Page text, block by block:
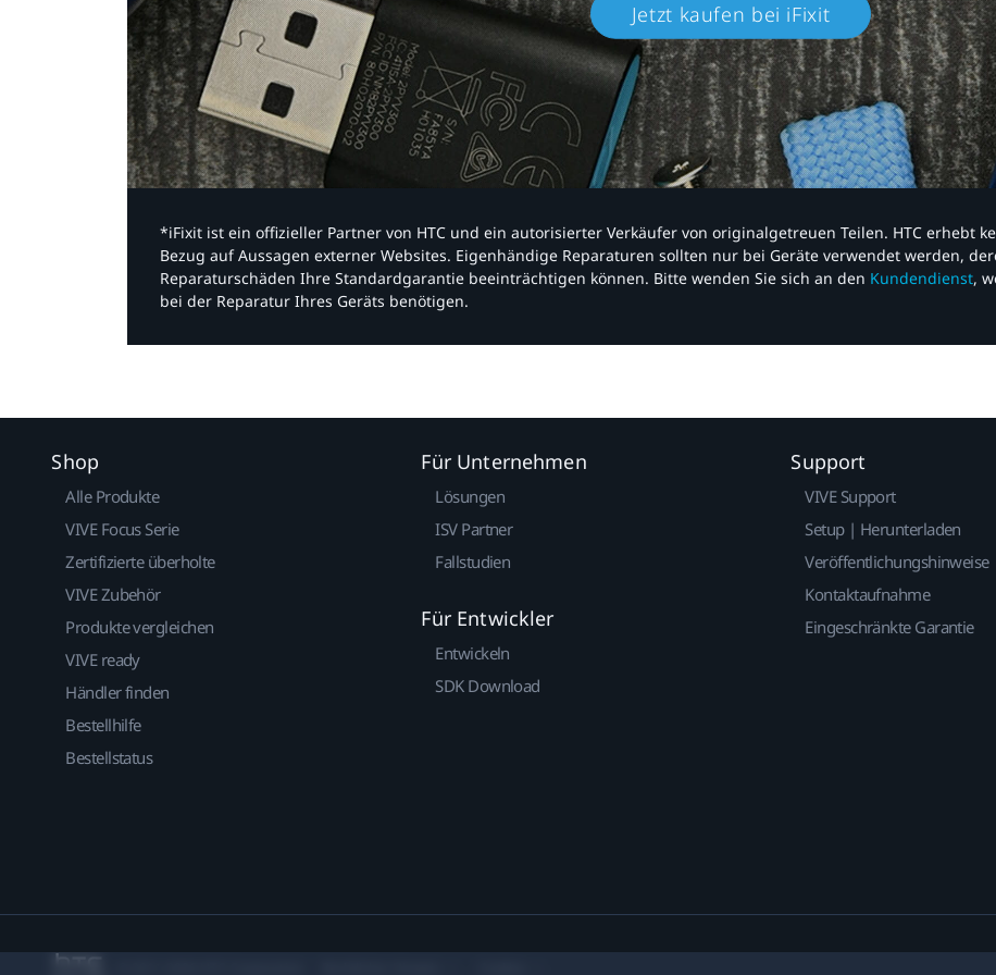
Jetzt kaufen bei iFixit​
*iFixit ist ein offizieller Partner von HTC und ein autorisierter Verkäufer von originalgetreuen Teilen. HTC erhebt
Bezug auf Aussagen externer Websites. Eigenhändige Reparaturen sollten nur bei Geräte verwendet werden,
Reparaturschäden Ihre Standardgarantie beeinträchtigen können. Bitte wenden Sie sich an den Kundendienst,
bei der Reparatur Ihres Geräts benötigen.​
Shop
Alle Produkte
VIVE Focus Serie
Zertifizierte überholte
VIVE Zubehör
Produkte vergleichen
VIVE ready
Händler finden
Bestellhilfe
Bestellstatus
Für Unternehmen
Lösungen
ISV Partner
Fallstudien
Für Entwickler
Entwickeln
SDK Download
Support
VIVE Support
Setup | Herunterladen
Veröffentlichungshinweise
Kontaktaufnahme
Eingeschränkte Garantie